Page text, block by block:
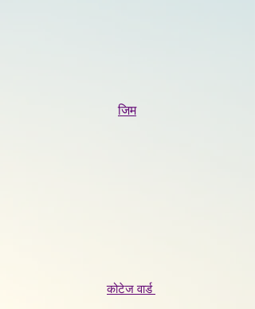
जिम
कोटेज वार्ड